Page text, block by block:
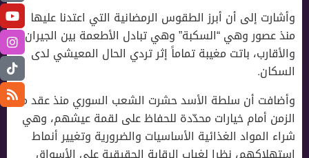
وأشارت إلى أن أبرز الطقوس الرمضانية التي اعتدنا عليها
منذ عصور وهي “السكبة” وهي تبادل الأطعمة بين الجيران
والأقارب، باتت مغيبة تماماً إثر تردي الحال المعيشي لدى
السكان.
وأضافت أن سلطة الأسد حشرت الشعب السوري منذ عقد من
الزمن أمام خيارات محدّدة للحفاظ على لقمة عيشهم، وهي
شراء المواد الغذائية الأساسيات والضرورية وتغيير أنماط